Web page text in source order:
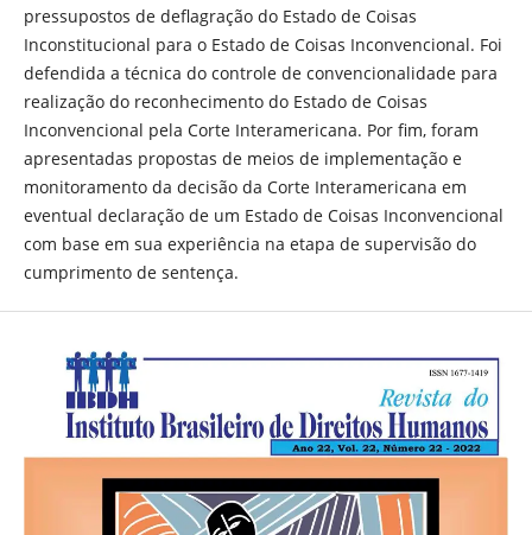
pressupostos de deflagração do Estado de Coisas
Inconstitucional para o Estado de Coisas Inconvencional. Foi
defendida a técnica do controle de convencionalidade para
realização do reconhecimento do Estado de Coisas
Inconvencional pela Corte Interamericana. Por fim, foram
apresentadas propostas de meios de implementação e
monitoramento da decisão da Corte Interamericana em
eventual declaração de um Estado de Coisas Inconvencional
com base em sua experiência na etapa de supervisão do
cumprimento de sentença.